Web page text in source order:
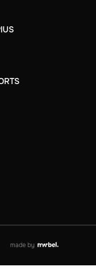
made by